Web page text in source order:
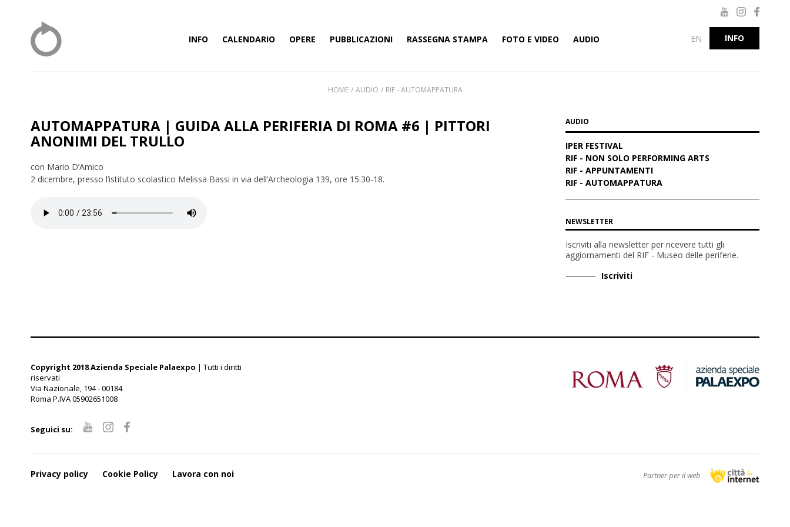
INFO CALENDARIO OPERE PUBBLICAZIONI RASSEGNA STAMPA FOTO E VIDEO AUDIO INFO
EN
HOME AUDIO RIF - AUTOMAPPATURA
AUTOMAPPATURA | GUIDA ALLA PERIFERIA DI ROMA #6 | PITTORI
ANONIMI DEL TRULLO
con Mario D’Amico
2 dicembre, presso l’istituto scolastico Melissa Bassi in via dell’Archeologia 139, ore 15.30-18.
AUDIO
IPER FESTIVAL
RIF - NON SOLO PERFORMING ARTS
RIF - APPUNTAMENTI
RIF - AUTOMAPPATURA
NEWSLETTER
Iscriviti alla newsletter per ricevere tutti gli
aggiornamenti del RIF - Museo delle periferie.
Iscriviti
Copyright 2018 Azienda Speciale Palaexpo | Tutti i diritti
riservati
Via Nazionale, 194 - 00184
Roma P.IVA 05902651008
Seguici su:
Privacy policy Cookie Policy Lavora con noi Partner per il web